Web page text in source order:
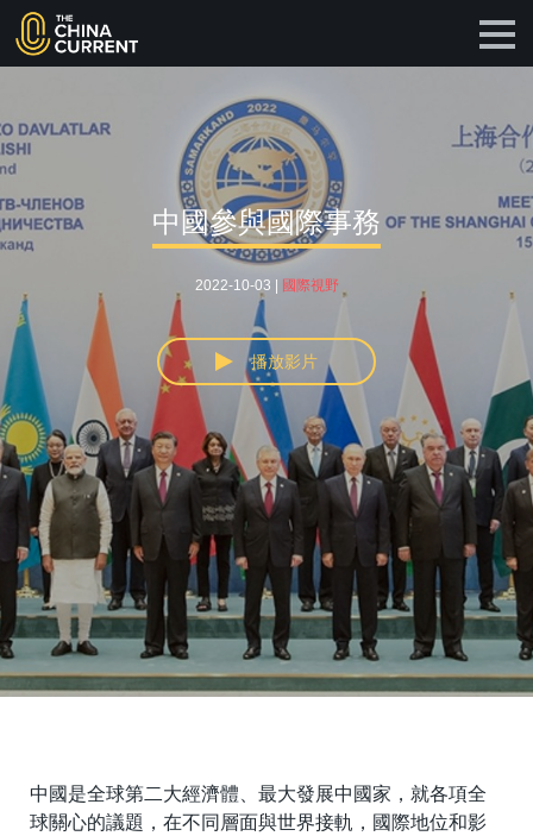
中國參與國際事務
2022-10-03 | 國際視野
播放影片
中國是全球第二大經濟體、最大發展中國家，就各項全
球關心的議題，在不同層面與世界接軌，國際地位和影